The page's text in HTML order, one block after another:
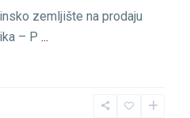
zemljište na prodaju
– P ...